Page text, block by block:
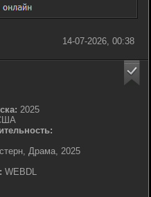
14-07-2026, 00:38
2025
Драма, 2025
WEBDL